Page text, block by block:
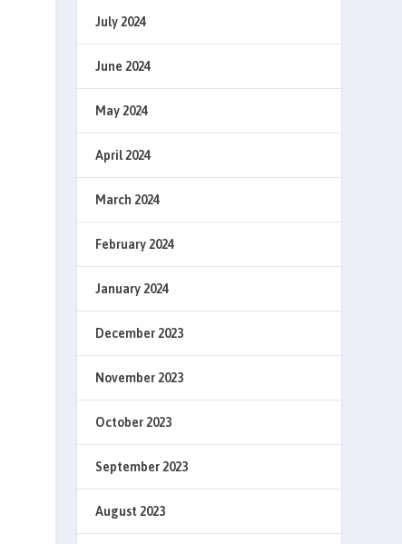
July 2024
June 2024
May 2024
April 2024
March 2024
February 2024
January 2024
December 2023
November 2023
October 2023
September 2023
August 2023